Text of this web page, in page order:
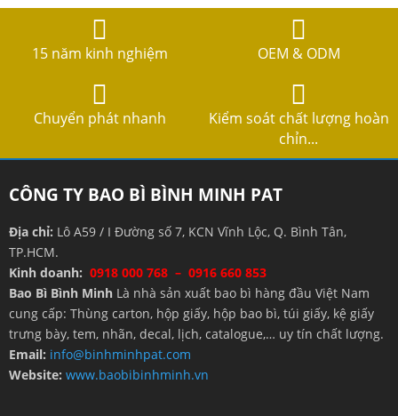
15 năm kinh nghiệm OEM & ODM
Chuyển phát nhanh
Kiểm soát chất lượng hoàn
chỉn...
CÔNG TY BAO BÌ BÌNH MINH PAT
Địa chỉ: Lô A59 / I Đường số 7, KCN Vĩnh Lộc, Q. Bình Tân,
TP.HCM.
Kinh doanh: 0918 000 768 – 0916 660 853
Bao Bì Bình Minh Là nhà sản xuất bao bì hàng đầu Việt Nam
cung cấp: Thùng carton, hộp giấy, hộp bao bì, túi giấy, kệ giấy
trưng bày, tem, nhãn, decal, lịch, catalogue,… uy tín chất lượng.
Email: info@binhminhpat.com
Website: www.baobibinhminh.vn